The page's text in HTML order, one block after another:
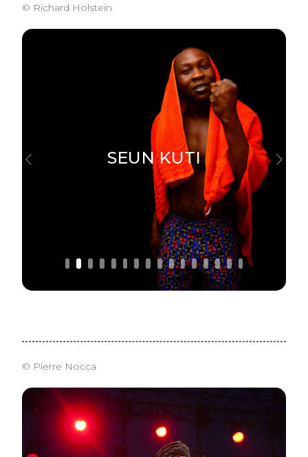
© Richard Holstein
SEUN KUTI
Previous Next
© Pierre Nocca